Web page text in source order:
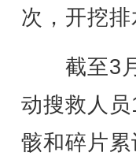
次，开挖排
截至3月
动搜救人
骸和碎片